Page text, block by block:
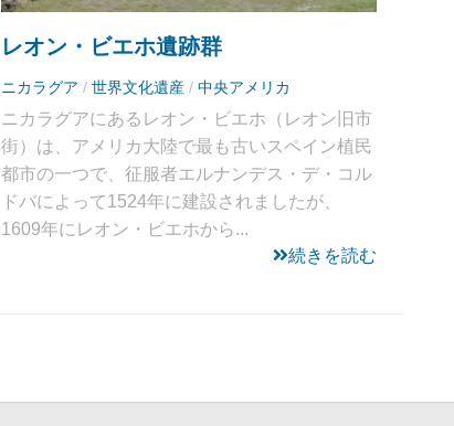
レオン・ビエホ遺跡群
ニカラグア / 世界文化遺産 / 中央アメリカ
ニカラグアにあるレオン・ビエホ（レオン旧市
街）は、アメリカ大陸で最も古いスペイン植民
都市の一つで、征服者エルナンデス・デ・コル
ドバによって1524年に建設されましたが、
1609年にレオン・ビエホから...
続きを読む